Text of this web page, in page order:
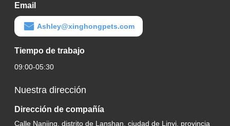
Email
Ashley@xinghongpets.com
Tiempo de trabajo
09:00-05:30
Nuestra dirección
Dirección de compañía
Calle Nanjing, distrito de Lanshan, ciudad de Linyi, provincia